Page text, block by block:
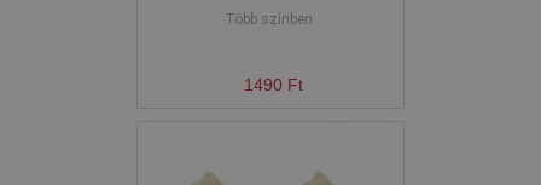
Több színben
1490 Ft